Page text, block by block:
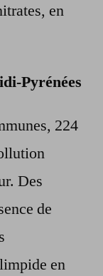
en
Pyrénées
224
Des
de
en